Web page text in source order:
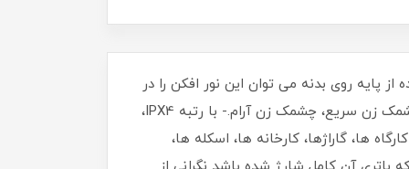
در برد، توانایی تولید نور تا 1000 لومن را دارد.- با استفاده از پایه روی بدنه می توان این نور افکن را در
هر نقطه آویزان کرد و یا قرار داد.- امکان استفاده از نورافکن در 5 وضعیت: خاموش، 30 درصد تابش، 100 درصد تابش، چشمک زن سریع، چشمک زن آرام.- با رتبه IPX4،
ها، گاراژها، کارخانه ها، اسکله ها،